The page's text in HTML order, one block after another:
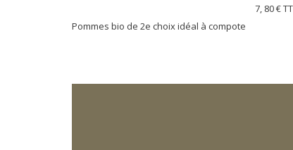
7, 80 €
Pommes bio de 2e choix idéal à compote